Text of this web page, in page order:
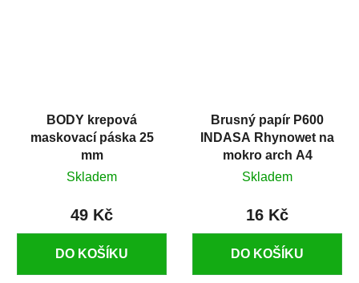
BODY krepová
maskovací páska 25
mm
Skladem
49 Kč
DO KOŠÍKU
Brusný papír P600
INDASA Rhynowet na
mokro arch A4
Skladem
16 Kč
DO KOŠÍKU